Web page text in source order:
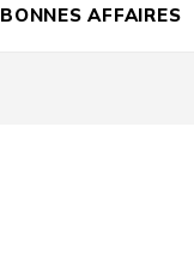
BONNES AFFAIRES